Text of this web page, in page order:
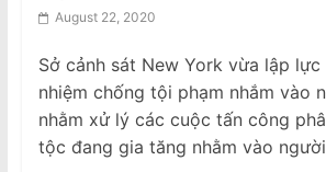
a
p
e
r
August 22, 2020
Sở cảnh sát New York vừa lập
nhiệm chống tội phạm nhắm vào
nhằm xử lý các cuộc tấn công
tộc đang gia tăng nhằm vào